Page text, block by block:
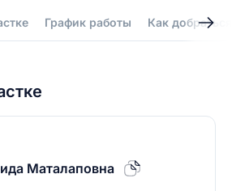
График работы Как добраться
Маталаповна